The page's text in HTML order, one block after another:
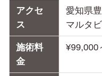
アクセ
ス
愛知県
マルタ
施術料
金
¥99,000